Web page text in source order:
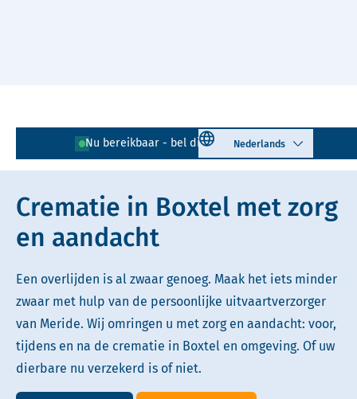
Nu bereikbaar - bel direct! 0411 - 671 477
Select language
Lees voor Uitleg woorden
Simpele tekst
Crematie in Boxtel met zorg
en aandacht
Een overlijden is al zwaar genoeg. Maak het iets minder
zwaar met hulp van de persoonlijke uitvaartverzorger
van Meride. Wij omringen u met zorg en aandacht: voor,
tijdens en na de crematie in Boxtel en omgeving. Of uw
dierbare nu verzekerd is of niet.